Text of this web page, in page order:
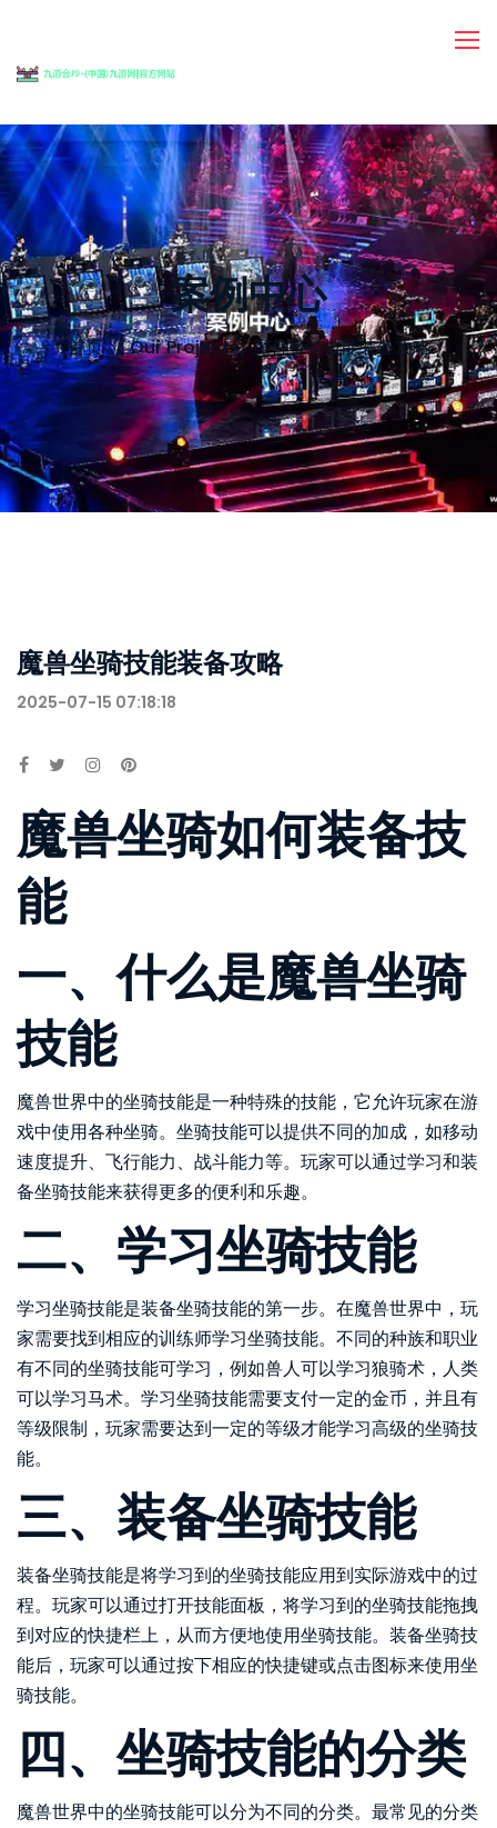
案例中心
首页 Our Projects/魔兽坐骑技能装备攻略
魔兽坐骑技能装备攻略
2025-07-15 07:18:18
魔兽坐骑如何装备技
能
一、什么是魔兽坐骑
技能
魔兽世界中的坐骑技能是一种特殊的技能，它允许玩家在游
戏中使用各种坐骑。坐骑技能可以提供不同的加成，如移动
速度提升、飞行能力、战斗能力等。玩家可以通过学习和装
备坐骑技能来获得更多的便利和乐趣。
二、学习坐骑技能
学习坐骑技能是装备坐骑技能的第一步。在魔兽世界中，玩
家需要找到相应的训练师学习坐骑技能。不同的种族和职业
有不同的坐骑技能可学习，例如兽人可以学习狼骑术，人类
可以学习马术。学习坐骑技能需要支付一定的金币，并且有
等级限制，玩家需要达到一定的等级才能学习高级的坐骑技
能。
三、装备坐骑技能
装备坐骑技能是将学习到的坐骑技能应用到实际游戏中的过
程。玩家可以通过打开技能面板，将学习到的坐骑技能拖拽
到对应的快捷栏上，从而方便地使用坐骑技能。装备坐骑技
能后，玩家可以通过按下相应的快捷键或点击图标来使用坐
骑技能。
四、坐骑技能的分类
魔兽世界中的坐骑技能可以分为不同的分类。最常见的分类